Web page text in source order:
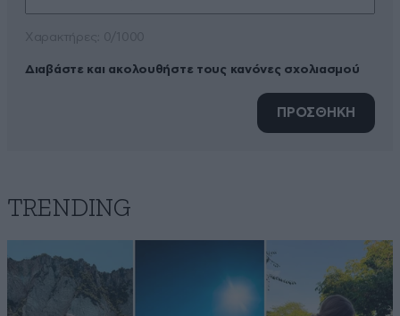
Διαβάστε και ακολουθήστε τους κανόνες σχολιασμού
ΠΡΟΣΘΗΚΗ
TRENDING